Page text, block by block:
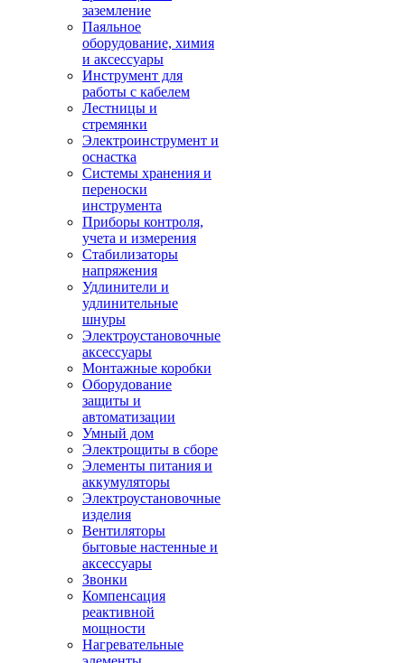
заземление
Паяльное
оборудование, химия
и аксессуары
Инструмент для
работы с кабелем
Лестницы и
стремянки
Электроинструмент и
оснастка
Системы хранения и
переноски
инструмента
Приборы контроля,
учета и измерения
Стабилизаторы
напряжения
Удлинители и
удлинительные
шнуры
Электроустановочные
аксессуары
Монтажные коробки
Оборудование
защиты и
автоматизации
Умный дом
Электрощиты в сборе
Элементы питания и
аккумуляторы
Электроустановочные
изделия
Вентиляторы
бытовые настенные и
аксессуары
Звонки
Компенсация
реактивной
мощности
Нагревательные